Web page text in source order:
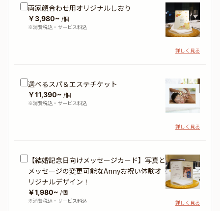
両家顔合わせ用オリジナルしおり
￥3,980~ /個
※消費税込・サービス料込
詳しく見る
選べるスパ＆エステチケット
￥11,390~ /個
※消費税込・サービス料込
詳しく見る
【結婚記念日向けメッセージカード】写真と
メッセージの変更可能なAnnyお祝い体験オ
リジナルデザイン！
￥1,980~ /個
※消費税込・サービス料込
詳しく見る